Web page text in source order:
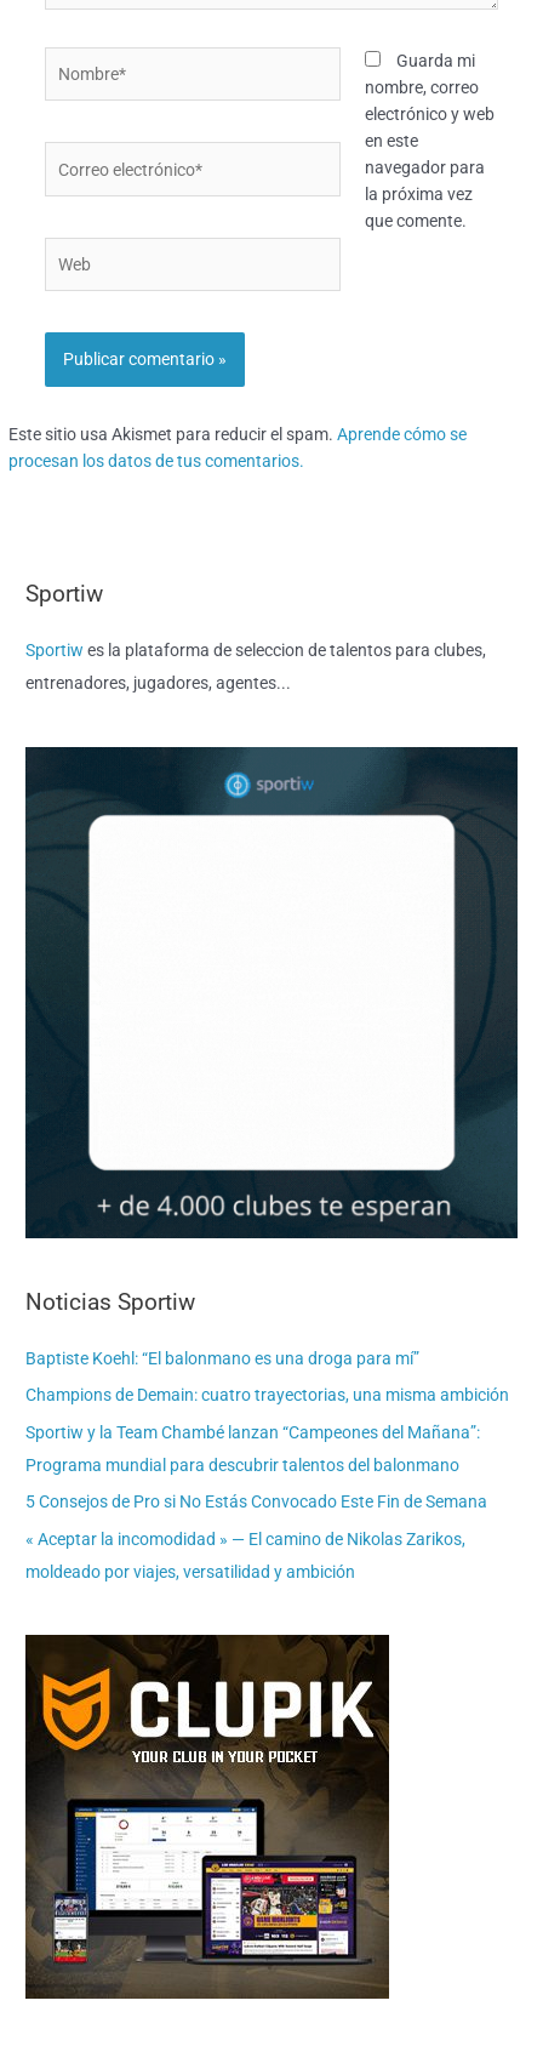
electrónico*
Guarda mi
nombre, correo
electrónico y web
en este
navegador para
la próxima vez
que comente.
Este sitio usa Akismet para reducir el spam.Aprende cómo se
procesan los datos de tus comentarios.
Sportiw
Sportiwes la plataforma de seleccion de talentos para clubes,
entrenadores, jugadores, agentes...
Noticias Sportiw
Baptiste Koehl: “El balonmano es una droga para mí”
Champions de Demain: cuatro trayectorias, una misma ambición
Sportiw y la Team Chambé lanzan “Campeones del Mañana”:
Programa mundial para descubrir talentos del balonmano
5 Consejos de Pro si No Estás Convocado Este Fin de Semana
« Aceptar la incomodidad » — El camino de Nikolas Zarikos,
moldeado por viajes, versatilidad y ambición